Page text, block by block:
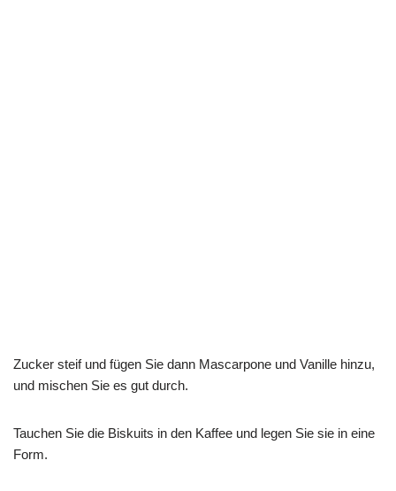
Zucker steif und fügen Sie dann Mascarpone und Vanille hinzu,
und mischen Sie es gut durch.
Tauchen Sie die Biskuits in den Kaffee und legen Sie sie in eine
Form.